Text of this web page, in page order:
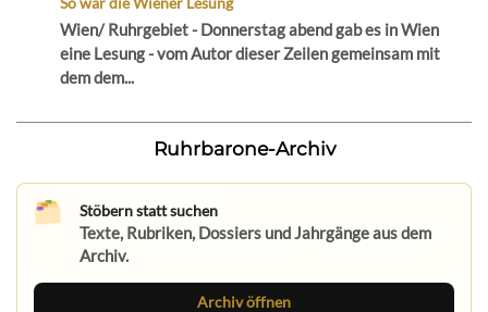
Wien/ Ruhrgebiet - Donnerstag abend gab es in Wien
eine Lesung - vom Autor dieser Zeilen gemeinsam mit
dem dem...
Ruhrbarone-Archiv
Stöbern statt suchen
Texte, Rubriken, Dossiers und Jahrgänge aus dem
Archiv.
Archiv öffnen